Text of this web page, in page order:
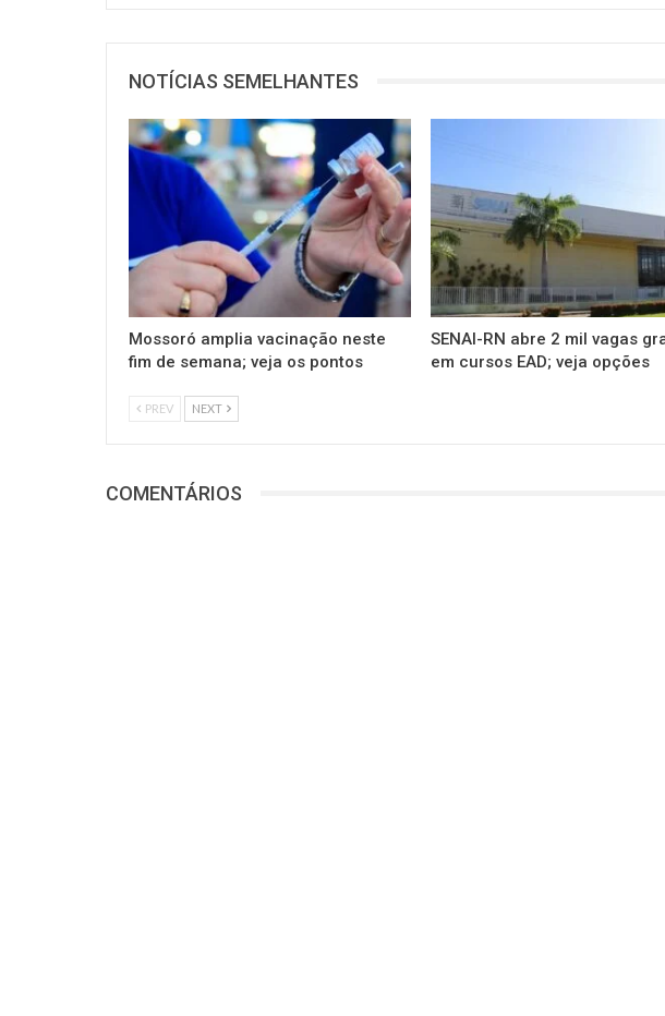
NOTÍCIAS SEMELHANTES
Mossoró amplia vacinação neste
fim de semana; veja os pontos
SENAI-RN abre 2 mil vagas
em cursos EAD; veja opções
PREV NEXT
COMENTÁRIOS